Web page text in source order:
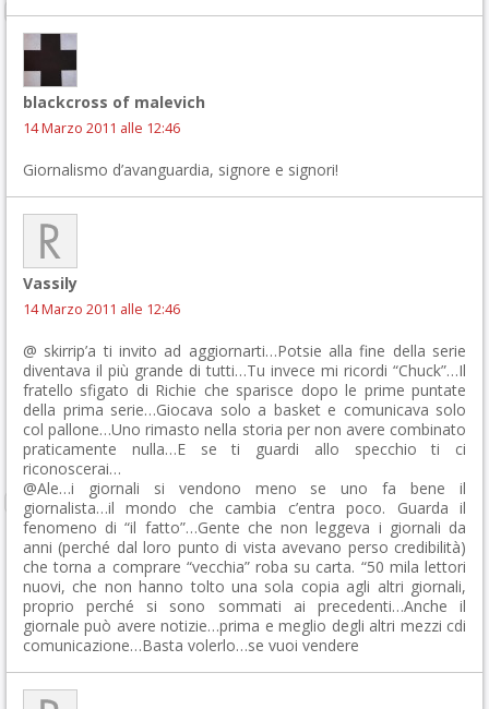
blackcross of malevich
14 Marzo 2011 alle 12:46
Giornalismo d’avanguardia, signore e signori!
Vassily
14 Marzo 2011 alle 12:46
@ skirrip’a ti invito ad aggiornarti…Potsie alla fine della serie
diventava il più grande di tutti…Tu invece mi ricordi “Chuck”…Il
fratello sfigato di Richie che sparisce dopo le prime puntate
della prima serie…Giocava solo a basket e comunicava solo
col pallone…Uno rimasto nella storia per non avere combinato
praticamente nulla…E se ti guardi allo specchio ti ci
riconoscerai…
@Ale…i giornali si vendono meno se uno fa bene il
giornalista…il mondo che cambia c’entra poco. Guarda il
fenomeno di “il fatto”…Gente che non leggeva i giornali da
anni (perché dal loro punto di vista avevano perso credibilità)
che torna a comprare “vecchia” roba su carta. “50 mila lettori
nuovi, che non hanno tolto una sola copia agli altri giornali,
proprio perché si sono sommati ai precedenti…Anche il
giornale può avere notizie…prima e meglio degli altri mezzi cdi
comunicazione…Basta volerlo…se vuoi vendere